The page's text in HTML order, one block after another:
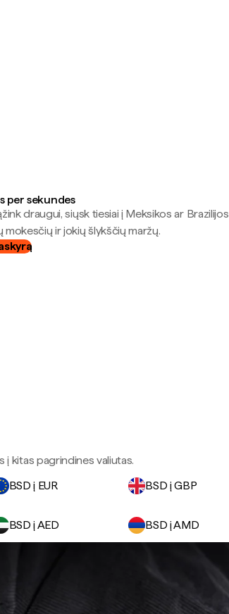
per sekundes
draugui, siųsk tiesiai į Meksikos ar Brazilijos
mokesčių ir jokių šlykščių maržų.
į kitas pagrindines valiutas.
BSD į EUR BSD į GBP
BSD į AED BSD į AMD